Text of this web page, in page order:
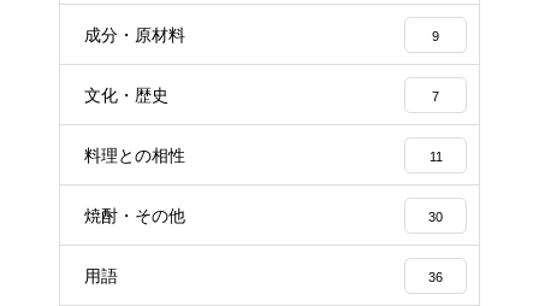
成分・原材料 9
文化・歴史 7
料理との相性 11
焼酎・その他 30
用語 36